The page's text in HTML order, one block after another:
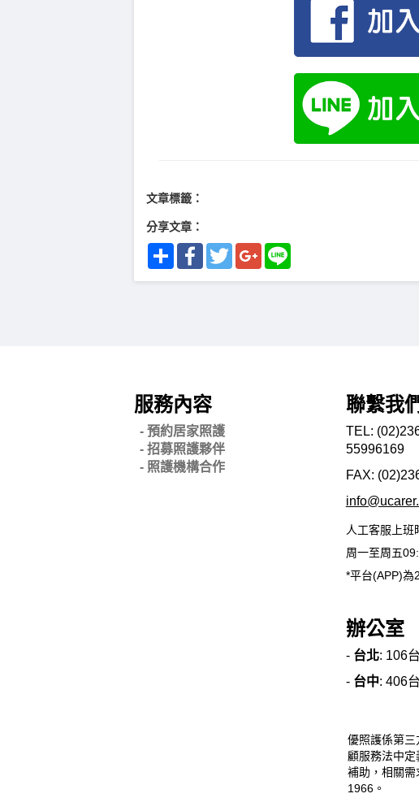
文章標籤：
分享文章：
ShareFacebookTwitterGoogle+Line
服務內容
- 預約居家照護
- 招募照護夥伴
- 照護機構合作
聯繫我
TEL:
55996169
FAX:
人工客服上班
周一至周五
*平台(APP)為
辦公室
- 台北: 106
- 台中: 406
優照護係第
顧服務法中
補助，相關
1966。